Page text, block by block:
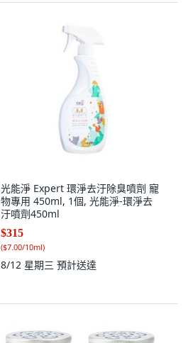
光能淨 Expert 環淨去汙除臭噴劑 寵
物專用 450ml, 1個, 光能淨-環淨去
汙噴劑450ml
$315
($7.00/10ml)
8/12 星期三 預計送達